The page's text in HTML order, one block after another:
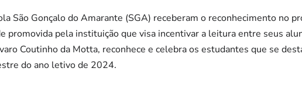
São Gonçalo do Amarante (SGA) receberam o reconhecimento no
promovida pela instituição que visa incentivar a leitura entre seus
Coutinho da Motta, reconhece e celebra os estudantes que se
do ano letivo de 2024.